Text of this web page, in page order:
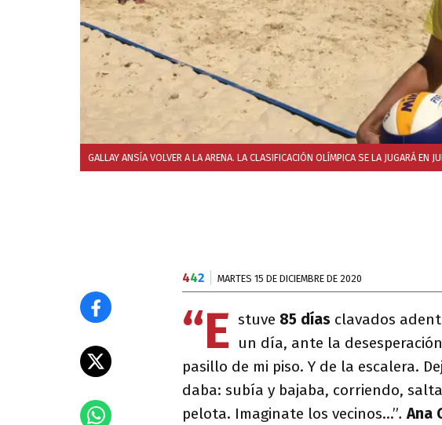
GALLAY ANSÍA VOLVER A LA ARENA. LA CLASIFICACIÓN OLÍMPICA SE LA JUGARÁ EN
442 MARTES 15 DE DICIEMBRE DE 2020
“E stuve 85 días clavados
un día, ante la
pasillo de mi piso. Y de la escalera.
daba: subía y bajaba, corriendo,
pelota. Imaginate los vecinos…”. Ana